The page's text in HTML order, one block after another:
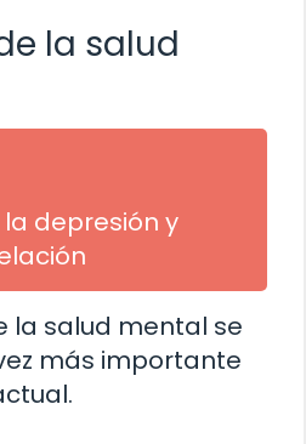
la salud
depresión y
la salud mental se
más importante